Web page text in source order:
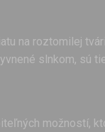
na roztomilej
slnkom, sú
možností,